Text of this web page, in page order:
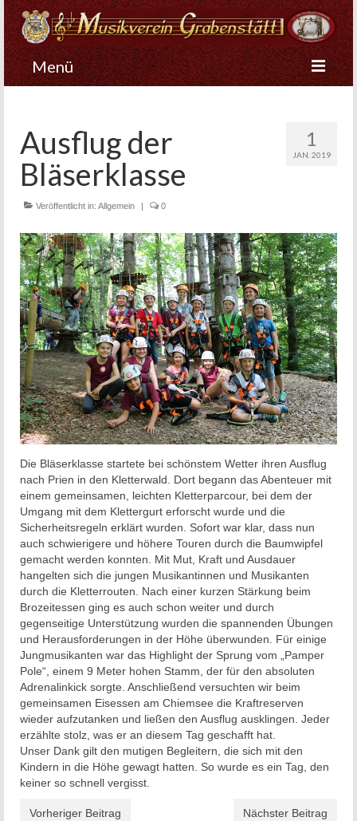
Menü
Der Verein
Musikkapelle
Nachwuchs
1
JAN. 2019
Ausflug der
Bläserklasse
Veröffentlicht in: Allgemein | 0
Die Bläserklasse startete bei schönstem Wetter ihren Ausflug
nach Prien in den Kletterwald. Dort begann das Abenteuer mit
einem gemeinsamen, leichten Kletterparcour, bei dem der
Umgang mit dem Klettergurt erforscht wurde und die
Sicherheitsregeln erklärt wurden. Sofort war klar, dass nun
auch schwierigere und höhere Touren durch die Baumwipfel
gemacht werden konnten. Mit Mut, Kraft und Ausdauer
hangelten sich die jungen Musikantinnen und Musikanten
durch die Kletterrouten. Nach einer kurzen Stärkung beim
Brozeitessen ging es auch schon weiter und durch
gegenseitige Unterstützung wurden die spannenden Übungen
und Herausforderungen in der Höhe überwunden. Für einige
Jungmusikanten war das Highlight der Sprung vom „Pamper
Pole“, einem 9 Meter hohen Stamm, der für den absoluten
Adrenalinkick sorgte. Anschließend versuchten wir beim
gemeinsamen Eisessen am Chiemsee die Kraftreserven
wieder aufzutanken und ließen den Ausflug ausklingen. Jeder
erzählte stolz, was er an diesem Tag geschafft hat.
Unser Dank gilt den mutigen Begleitern, die sich mit den
Kindern in die Höhe gewagt hatten. So wurde es ein Tag, den
keiner so schnell vergisst.
Vorheriger Beitrag Nächster Beitrag